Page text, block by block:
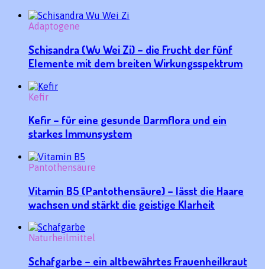
Adaptogene
Schisandra (Wu Wei Zi) – die Frucht der fünf
Elemente mit dem breiten Wirkungsspektrum
Kefir
Kefir – für eine gesunde Darmflora und ein
starkes Immunsystem
Pantothensäure
Vitamin B5 (Pantothensäure) – lässt die Haare
wachsen und stärkt die geistige Klarheit
Naturheilmittel
Schafgarbe – ein altbewährtes Frauenheilkraut